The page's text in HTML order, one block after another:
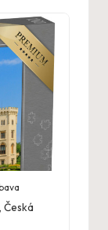
Česká